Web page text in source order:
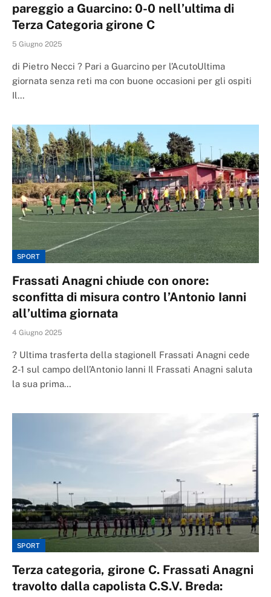
pareggio a Guarcino: 0-0 nell’ultima di
Terza Categoria girone C
5 Giugno 2025
di Pietro Necci ? Pari a Guarcino per l’AcutoUltima
giornata senza reti ma con buone occasioni per gli ospiti
Il…
SPORT
Frassati Anagni chiude con onore:
sconfitta di misura contro l’Antonio Ianni
all’ultima giornata
4 Giugno 2025
? Ultima trasferta della stagioneIl Frassati Anagni cede
2-1 sul campo dell’Antonio Ianni Il Frassati Anagni saluta
la sua prima…
SPORT
Terza categoria, girone C. Frassati Anagni
travolto dalla capolista C.S.V. Breda: